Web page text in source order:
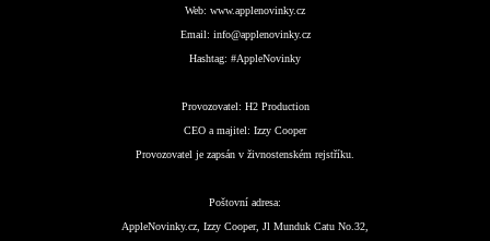
Web: www.applenovinky.cz
Email: info@applenovinky.cz
Hashtag: #AppleNovinky
Provozovatel: H2 Production
CEO a majitel: Izzy Cooper
Provozovatel je zapsán v živnostenském rejstříku.
Poštovní adresa:
AppleNovinky.cz, Izzy Cooper, Jl Munduk Catu No.32,